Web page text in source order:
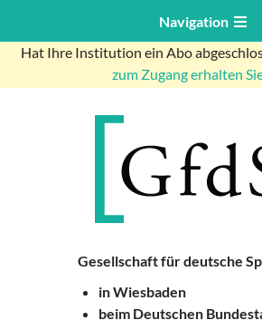
Navigation
Hat Ihre Institution ein Abo
zum Zugang erhalten
Gesellschaft für deutsche
in Wiesbaden
beim Deutschen